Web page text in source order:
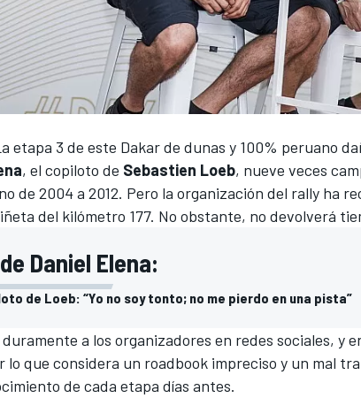
etapa 3 de este Dakar de dunas y 100% peruano
, el copiloto de Sebastien Loeb, nueve veces
de 2004 a 2012. Pero la organización del rally ha
del kilómetro 177. No obstante, no devolverá
Daniel Elena:
de Loeb: “Yo no soy tonto; no me pierdo en una pista”
a los organizadores en redes sociales, y
lo que considera un roadbook impreciso y un mal
de cada etapa días antes.